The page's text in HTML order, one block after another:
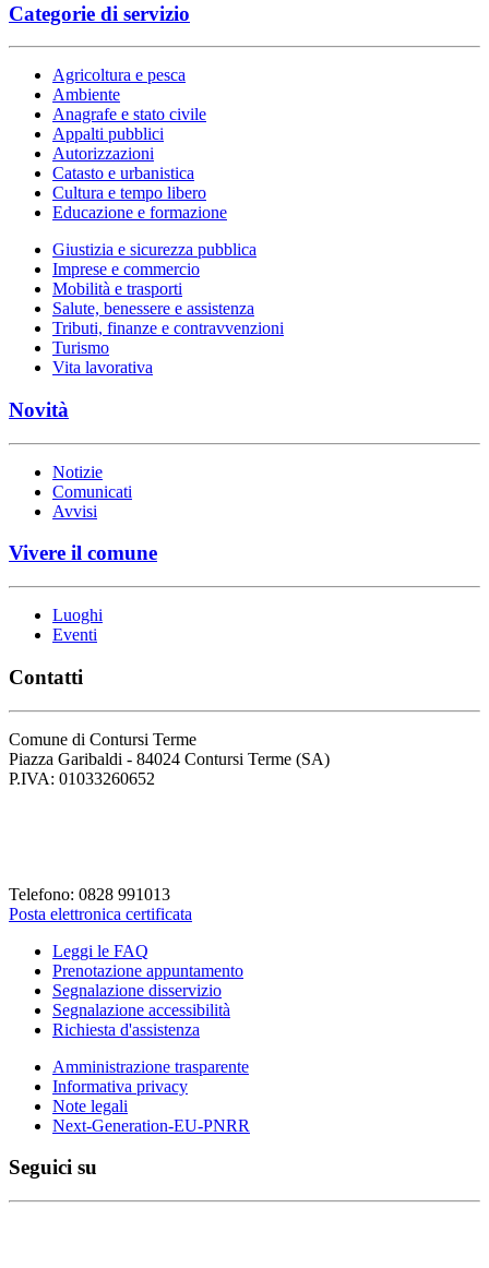
Categorie di servizio
Agricoltura e pesca
Ambiente
Anagrafe e stato civile
Appalti pubblici
Autorizzazioni
Catasto e urbanistica
Cultura e tempo libero
Educazione e formazione
Giustizia e sicurezza pubblica
Imprese e commercio
Mobilità e trasporti
Salute, benessere e assistenza
Tributi, finanze e contravvenzioni
Turismo
Vita lavorativa
Novità
Notizie
Comunicati
Avvisi
Vivere il comune
Luoghi
Eventi
Contatti
Comune di Contursi Terme
Piazza Garibaldi - 84024 Contursi Terme (SA)
P.IVA: 01033260652
Telefono: 0828 991013
Posta elettronica certificata
Leggi le FAQ
Prenotazione appuntamento
Segnalazione disservizio
Segnalazione accessibilità
Richiesta d'assistenza
Amministrazione trasparente
Informativa privacy
Note legali
Next-Generation-EU-PNRR
Seguici su